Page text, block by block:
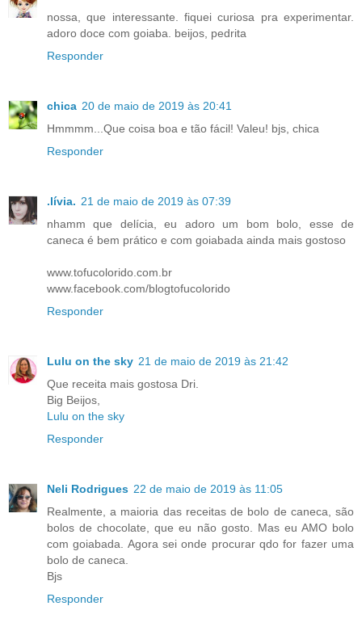
nossa, que interessante. fiquei curiosa pra experimentar.
adoro doce com goiaba. beijos, pedrita
Responder
chica 20 de maio de 2019 às 20:41
Hmmmm...Que coisa boa e tão fácil! Valeu! bjs, chica
Responder
.lívia. 21 de maio de 2019 às 07:39
nhamm que delícia, eu adoro um bom bolo, esse de
caneca é bem prático e com goiabada ainda mais gostoso
www.tofucolorido.com.br
www.facebook.com/blogtofucolorido
Responder
Lulu on the sky 21 de maio de 2019 às 21:42
Que receita mais gostosa Dri.
Big Beijos,
Lulu on the sky
Responder
Neli Rodrigues 22 de maio de 2019 às 11:05
Realmente, a maioria das receitas de bolo de caneca, são
bolos de chocolate, que eu não gosto. Mas eu AMO bolo
com goiabada. Agora sei onde procurar qdo for fazer uma
bolo de caneca.
Bjs
Responder